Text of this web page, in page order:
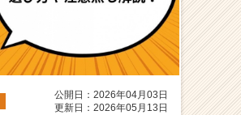
公開日：2026年04月03日
更新日：2026年05月13日